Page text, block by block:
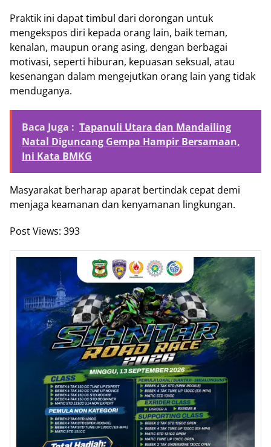
Praktik ini dapat timbul dari dorongan untuk
mengekspos diri kepada orang lain, baik teman,
kenalan, maupun orang asing, dengan berbagai
motivasi, seperti hiburan, kepuasan seksual, atau
kesenangan dalam mengejutkan orang lain yang tidak
menduganya.
Baca Juga : Tapanuli Utara dan Mandailing
Natal Diguncang Gempa Hampir Bersamaan,
Ini Kata BMKG
Masyarakat berharap aparat bertindak cepat demi
menjaga keamanan dan kenyamanan lingkungan.
Post Views: 393